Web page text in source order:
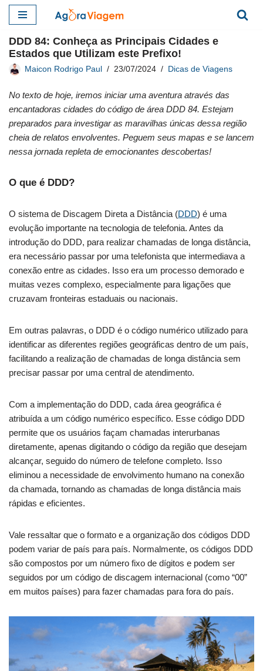
para
o
conteúdo
DDD 84: Conheça as Principais Cidades e
Estados que Utilizam este Prefixo!
Maicon Rodrigo Paul 23/07/2024 Dicas de Viagens
No texto de hoje, iremos iniciar uma aventura através das
encantadoras cidades do código de área DDD 84. Estejam
preparados para investigar as maravilhas únicas dessa região
cheia de relatos envolventes. Peguem seus mapas e se lancem
nessa jornada repleta de emocionantes descobertas!
O que é DDD?
O sistema de Discagem Direta a Distância (DDD) é uma
evolução importante na tecnologia de telefonia. Antes da
introdução do DDD, para realizar chamadas de longa distância,
era necessário passar por uma telefonista que intermediava a
conexão entre as cidades. Isso era um processo demorado e
muitas vezes complexo, especialmente para ligações que
cruzavam fronteiras estaduais ou nacionais.
Em outras palavras, o DDD é o código numérico utilizado para
identificar as diferentes regiões geográficas dentro de um país,
facilitando a realização de chamadas de longa distância sem
precisar passar por uma central de atendimento.
Com a implementação do DDD, cada área geográfica é
atribuída a um código numérico específico. Esse código DDD
permite que os usuários façam chamadas interurbanas
diretamente, apenas digitando o código da região que desejam
alcançar, seguido do número de telefone completo. Isso
eliminou a necessidade de envolvimento humano na conexão
da chamada, tornando as chamadas de longa distância mais
rápidas e eficientes.
Vale ressaltar que o formato e a organização dos códigos DDD
podem variar de país para país. Normalmente, os códigos DDD
são compostos por um número fixo de dígitos e podem ser
seguidos por um código de discagem internacional (como “00”
em muitos países) para fazer chamadas para fora do país.